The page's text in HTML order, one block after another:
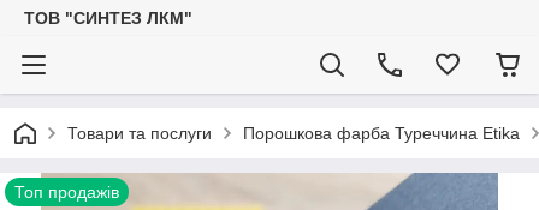
ТОВ "СИНТЕЗ ЛКМ"
Товари та послуги Порошкова фарба Туреччина Etika
Топ продажів